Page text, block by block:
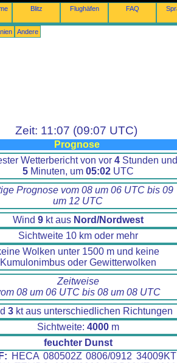
Blitz Flughäfen FAQ
Andere
Zeit: 11:07 (09:07 UTC)
Prognose
Wetterbericht von vor 4Stunden und
5Minuten, um 05:02UTC
Prognose vom 08 um 06 UTC bis 09
um 12 UTC
Wind 9kt aus Nord/Nordwest
Sichtweite 10 km oder mehr
Wolken unter 1500 m und keine
Kumulonimbus oder Gewitterwolken
Zeitweise
08 um 06 UTC bis 08 um 08 UTC
3 kt aus unterschiedlichen Richtungen
Sichtweite: 4000m
feuchter Dunst
HECA 080502Z 0806/0912 34009KT